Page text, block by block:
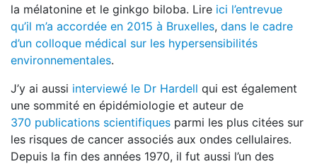
la mélatonine et le ginkgo biloba. Lire ici l’entrevue
qu’il m’a accordée en 2015 à Bruxelles, dans le cadre
d’un colloque médical sur les hypersensibilités
environnementales.
J’y ai aussi interviewé le Dr Hardell qui est également
une sommité en épidémiologie et auteur de
370 publications scientifiques parmi les plus citées sur
les risques de cancer associés aux ondes cellulaires.
Depuis la fin des années 1970, il fut aussi l’un des